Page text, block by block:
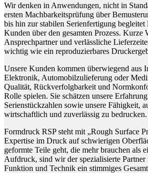
Wir denken in Anwendungen, nicht in
ersten Machbarkeitsprüfung über
bis hin zur stabilen Serienfertigung begleitet
Kunden über den gesamten Prozess. Kurze
Ansprechpartner und verlässliche
wichtig wie ein reproduzierbares
Unsere Kunden kommen überwiegend aus
Elektronik, Automobilzulieferung oder
Qualität, Rückverfolgbarkeit und
Rolle spielen. Sie schätzen unsere
Serienstückzahlen sowie unsere Fähigkeit,
wirtschaftlich und zuverlässig zu bedrucken.
Formdruck RSP steht mit „Rough Surface
Expertise im Druck auf schwierigen
geformte Teile geht, die mehr brauchen als
Aufdruck, sind wir der spezialisierte
Funktion und Technik ein stimmiges